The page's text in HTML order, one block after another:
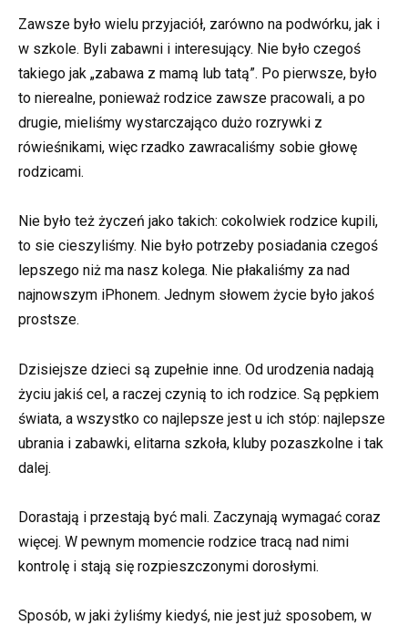
Zawsze było wielu przyjaciół, zarówno na podwórku, jak i
w szkole. Byli zabawni i interesujący. Nie było czegoś
takiego jak „zabawa z mamą lub tatą”. Po pierwsze, było
to nierealne, ponieważ rodzice zawsze pracowali, a po
drugie, mieliśmy wystarczająco dużo rozrywki z
rówieśnikami, więc rzadko zawracaliśmy sobie głowę
rodzicami.
Nie było też życzeń jako takich: cokolwiek rodzice kupili,
to sie cieszyliśmy. Nie było potrzeby posiadania czegoś
lepszego niż ma nasz kolega. Nie płakaliśmy za nad
najnowszym iPhonem. Jednym słowem życie było jakoś
prostsze.
Dzisiejsze dzieci są zupełnie inne. Od urodzenia nadają
życiu jakiś cel, a raczej czynią to ich rodzice. Są pępkiem
świata, a wszystko co najlepsze jest u ich stóp: najlepsze
ubrania i zabawki, elitarna szkoła, kluby pozaszkolne i tak
dalej.
Dorastają i przestają być mali. Zaczynają wymagać coraz
więcej. W pewnym momencie rodzice tracą nad nimi
kontrolę i stają się rozpieszczonymi dorosłymi.
Sposób, w jaki żyliśmy kiedyś, nie jest już sposobem, w